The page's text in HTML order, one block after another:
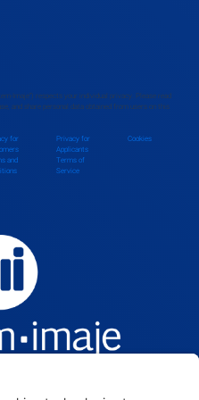
link
URL link
Imaje”) respects your individual privacy. Please read
and share personal data obtained from users on this
for
Privacy for
Applicants
Cookies
and
Terms of
Service